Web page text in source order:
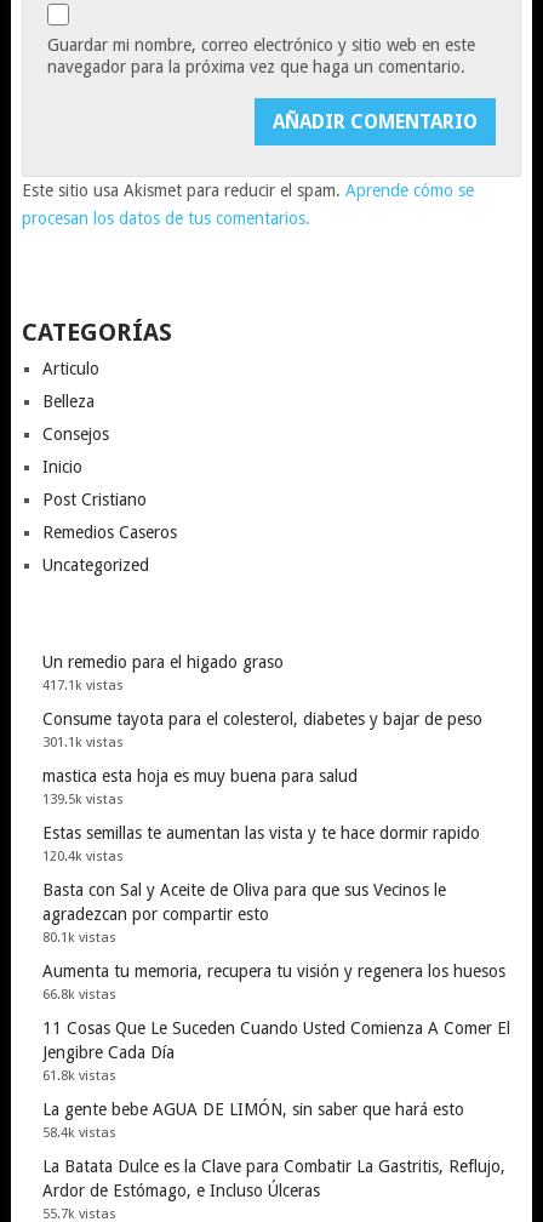
Guardar mi nombre, correo electrónico y sitio web en este
navegador para la próxima vez que haga un comentario.
Este sitio usa Akismet para reducir el spam. Aprende cómo se
procesan los datos de tus comentarios.
CATEGORÍAS
Articulo
Belleza
Consejos
Inicio
Post Cristiano
Remedios Caseros
Uncategorized
Un remedio para el higado graso
417.1k vistas
Consume tayota para el colesterol, diabetes y bajar de peso
301.1k vistas
mastica esta hoja es muy buena para salud
139.5k vistas
Estas semillas te aumentan las vista y te hace dormir rapido
120.4k vistas
Basta con Sal y Aceite de Oliva para que sus Vecinos le
agradezcan por compartir esto
80.1k vistas
Aumenta tu memoria, recupera tu visión y regenera los huesos
66.8k vistas
11 Cosas Que Le Suceden Cuando Usted Comienza A Comer El
Jengibre Cada Día
61.8k vistas
La gente bebe AGUA DE LIMÓN, sin saber que hará esto
58.4k vistas
La Batata Dulce es la Clave para Combatir La Gastritis, Reflujo,
Ardor de Estómago, e Incluso Úlceras
55.7k vistas